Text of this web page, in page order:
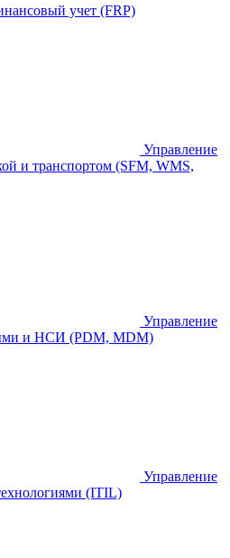
учет (FRP)
Управление
и транспортом (SFM, WMS,
Управление
и НСИ (PDM, MDM)
Управление
(ITIL)